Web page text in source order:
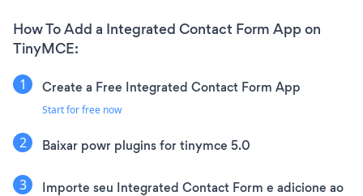
How To Add a Integrated Contact Form App on
TinyMCE:
Create a Free Integrated Contact Form App
Start for free now
Baixar powr plugins for tinymce 5.0
Importe seu Integrated Contact Form e adicione ao